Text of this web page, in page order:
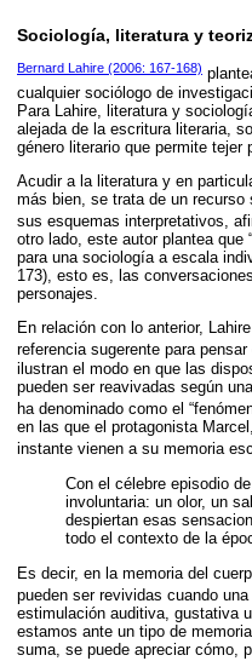
Sociología, literatura y
Bernard Lahire (2006: 167-168)
cualquier sociólogo de
Para Lahire, literatura y
alejada de la escritura literaria,
género literario que permite tejer
Acudir a la literatura y en
más bien, se trata de un
sus esquemas interpretativos,
otro lado, este autor plantea
para una sociología a escala
173), esto es, las
personajes.
En relación con lo anterior,
referencia sugerente para
ilustran el modo en que las
pueden ser reavivadas según
ha denominado como el
en las que el protagonista
instante vienen a su memoria
Con el célebre episodio
involuntaria: un olor, un
despiertan esas
todo el contexto de la
Es decir, en la memoria del
pueden ser revividas cuando
estimulación auditiva, gustativa
estamos ante un tipo de
suma, se puede apreciar cómo,